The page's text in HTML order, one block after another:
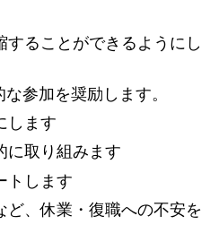
ることができるようにし
参加を奨励します。
します
に取り組みます
トします
、休業・復職への不安を